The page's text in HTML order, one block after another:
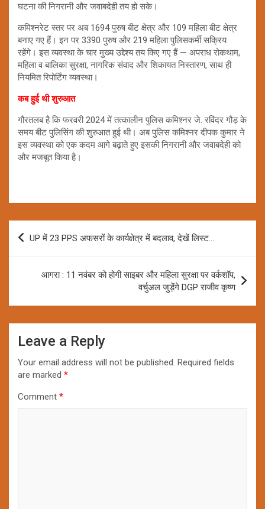
घटना की निगरानी और जवाबदेही तय हो सके।
कमिश्नरेट स्तर पर अब 1694 पुरुष बीट क्षेत्र और 109 महिला बीट क्षेत्र
बनाए गए हैं। इन पर 3390 पुरुष और 219 महिला पुलिसकर्मी सक्रिय
रहेंगे। इस व्यवस्था के चार मुख्य उद्देश्य तय किए गए हैं — अपराध रोकथाम,
महिला व बालिका सुरक्षा, नागरिक संवाद और शिकायत निस्तारण, साथ ही
नियमित रिपोर्टिंग व्यवस्था।
कब हुई थी शुरुआत
गौरतलब है कि फरवरी 2024 में तत्कालीन पुलिस कमिश्नर जे. रविंदर गौड़ के
समय बीट पुलिसिंग की शुरुआत हुई थी। अब पुलिस कमिश्नर दीपक कुमार ने
इस व्यवस्था को एक कदम आगे बढ़ाते हुए इसकी निगरानी और जवाबदेही को
और मजबूत किया है।
Post
UP में 23 PPS अफसरों के कार्यक्षेत्र में बदलाव, देखें लिस्ट…
आगरा : 11 नवंबर को होगी साइबर और महिला सुरक्षा पर वर्कशॉप,
वर्चुअल जुड़ेंगे DGP राजीव कृष्ण
Leave a Reply
Your email address will not be published. Required fields
are marked *
Comment *